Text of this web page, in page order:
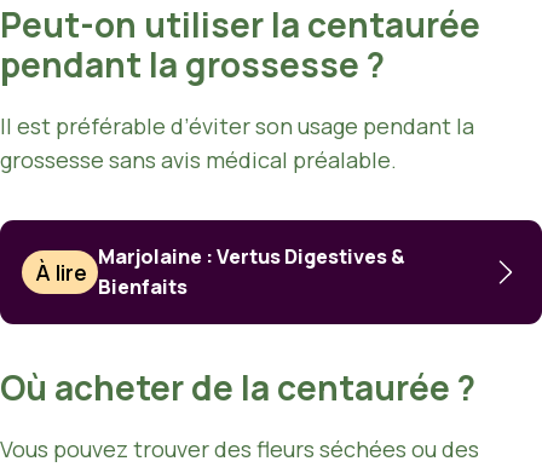
Peut-on utiliser la centaurée
pendant la grossesse ?
Il est préférable d’éviter son usage pendant la
grossesse sans avis médical préalable.
À lire
Marjolaine : Vertus Digestives &
Bienfaits
Où acheter de la centaurée ?
Vous pouvez trouver des fleurs séchées ou des